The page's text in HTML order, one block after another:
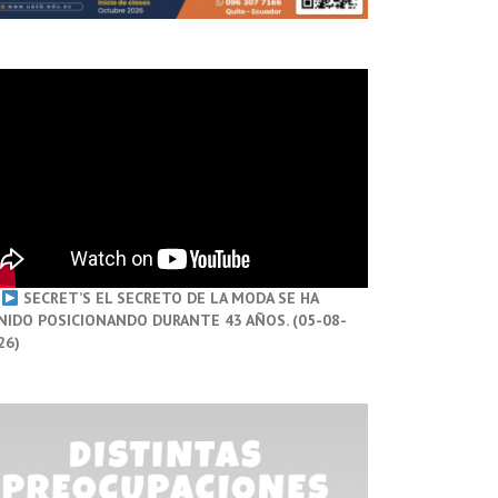
SECRET’S EL SECRETO DE LA MODA SE HA
POSICIONANDO DURANTE 43 AÑOS. (05-08-